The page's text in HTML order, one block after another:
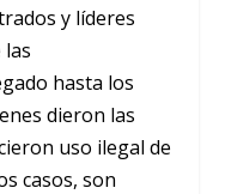
y líderes
hasta los
dieron las
uso ilegal de
casos, son